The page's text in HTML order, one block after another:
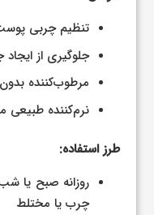
تنظیم چربی
جلوگیری از
مرطوب‌کننده
نرم‌کننده طبیعی
طرز استفاده:
روزانه صبح یا
چرب یا مختلط